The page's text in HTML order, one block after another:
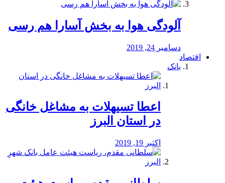
آلودگی هوا به بخش آسارا هم رسی
دسامبر 24, 2019
اقتصاد
بانک
️اعطا تسیهلات به مشاغل خانگی
در استان البرز
اکتبر 19, 2019